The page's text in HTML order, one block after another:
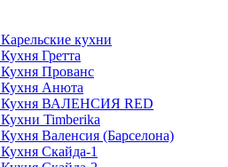
Карельские кухни
Кухня Гретта
Кухня Прованс
Кухня Анюта
Кухня ВАЛЕНСИЯ RED
Кухни Timberika
Кухня Валенсия (Барселона)
Кухня Скайда-1